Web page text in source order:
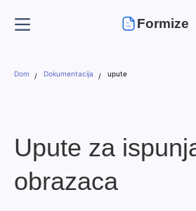
Formize
Dom Dokumentacija upute
Upute za
obrazaca